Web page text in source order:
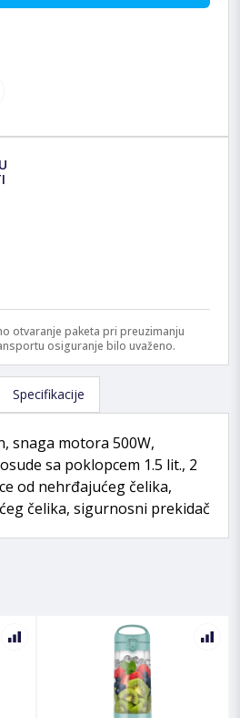
otvaranje paketa pri preuzimanju
osiguranje bilo uvaženo.
Specifikacije
snaga motora 500W,
sa poklopcem 1.5 lit., 2
od nehrđajućeg čelika,
čelika, sigurnosni prekidač